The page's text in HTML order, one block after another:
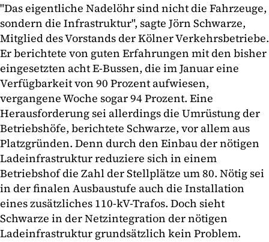
"Das eigentliche Nadelöhr sind nicht die Fahrzeuge,
sondern die Infrastruktur", sagte Jörn Schwarze,
Mitglied des Vorstands der Kölner Verkehrsbetriebe.
Er berichtete von guten Erfahrungen mit den bisher
eingesetzten acht E-Bussen, die im Januar eine
Verfügbarkeit von 90 Prozent aufwiesen,
vergangene Woche sogar 94 Prozent. Eine
Herausforderung sei allerdings die Umrüstung der
Betriebshöfe, berichtete Schwarze, vor allem aus
Platzgründen. Denn durch den Einbau der nötigen
Ladeinfrastruktur reduziere sich in einem
Betriebshof die Zahl der Stellplätze um 80. Nötig sei
in der finalen Ausbaustufe auch die Installation
eines zusätzliches 110-kV-Trafos. Doch sieht
Schwarze in der Netzintegration der nötigen
Ladeinfrastruktur grundsätzlich kein Problem.